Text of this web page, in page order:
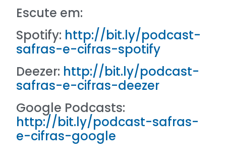
Escute em:
Spotify: http://bit.ly/podcast-
safras-e-cifras-spotify
Deezer: http://bit.ly/podcast-
safras-e-cifras-deezer
Google Podcasts:
http://bit.ly/podcast-safras-
e-cifras-google